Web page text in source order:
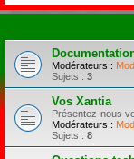
Modérateurs :
Sujets : 3
Vos Xantia
Présentez-nous
Modérateurs :
Sujets : 8